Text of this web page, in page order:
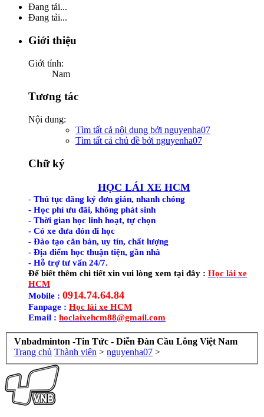
Đang tải...
Đang tải...
Giới thiệu
Giới tính:
Nam
Tương tác
Nội dung:
Tìm tất cả nội dung bởi nguyenha07
Tìm tất cả chủ đề bởi nguyenha07
Chữ ký
HỌC LÁI XE HCM
- Thủ tục đăng ký đơn giản, nhanh chóng
- Học phí ưu đãi, không phát sinh
- Thời gian học linh hoạt, tự chọn
- Có xe đưa đón đi học
- Đào tạo căn bản, uy tín, chất lượng
- Địa điểm học thuận tiện, gần nhà
- Hỗ trợ tư vấn 24/7.
Để biết thêm chi tiết xin vui lòng xem tại đây : Học lái xe
HCM
Mobile : 0914.74.64.84
Fanpage : Học lái xe HCM
Email : hoclaixehcm88@gmail.com
Vnbadminton -Tin Tức - Diễn Đàn Cầu Lông Việt Nam
Trang chủ Thành viên > nguyenha07 >